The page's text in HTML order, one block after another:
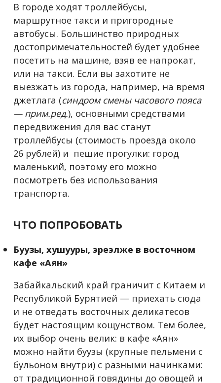
В городе ходят троллейбусы,
маршрутное такси и пригородные
автобусы. Большинство природных
достопримечательностей будет удобнее
посетить на машине, взяв ее напрокат,
или на такси. Если вы захотите не
выезжать из города, например, на время
джетлага (синдром смены часового пояса
— прим.ред.), основными средствами
передвижения для вас станут
троллейбусы (стоимость проезда около
26 рублей) и пешие прогулки: город
маленький, поэтому его можно
посмотреть без использования
транспорта.
ЧТО ПОПРОБОВАТЬ
Буузы, хушууры, эреэлже в восточном
кафе «Аян»
Забайкальский край граничит с Китаем и
Республикой Бурятией — приехать сюда
и не отведать восточных деликатесов
будет настоящим кощунством. Тем более,
их выбор очень велик: в кафе «Аян»
можно найти буузы (крупные пельмени с
бульоном внутри) с разными начинками:
от традиционной говядины до овощей и